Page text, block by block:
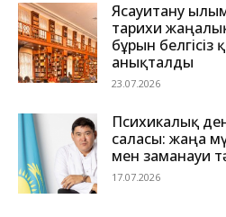
Ясауитану
тарихи
бұрын белгісіз
анықталды
23.07.2026
Психикалық
саласы: жаңа
мен заманауи
17.07.2026